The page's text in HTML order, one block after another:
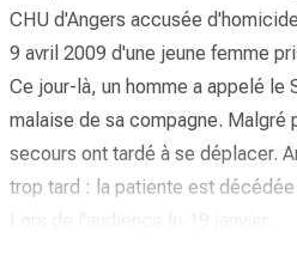
CHU d'Angers accusée
9 avril 2009 d'une jeune femme
Ce jour-là, un homme a appelé le
malaise de sa compagne. Malgré
secours ont tardé à se déplacer.
trop tard : la patiente est